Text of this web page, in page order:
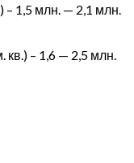
– 1,5 млн. — 2,1 млн.
– 1,6 — 2,5 млн.